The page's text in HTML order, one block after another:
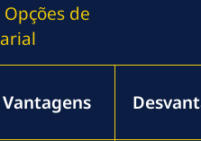
de
Vantagens